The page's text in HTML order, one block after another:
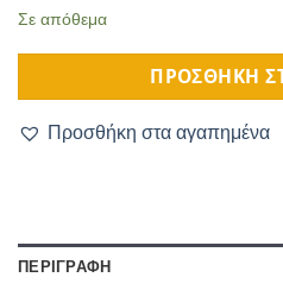
Σε απόθεμα
ΠΡΟΣΘΉΚΗ
Προσθήκη στα αγαπημένα
ΠΕΡΙΓΡΑΦΉ